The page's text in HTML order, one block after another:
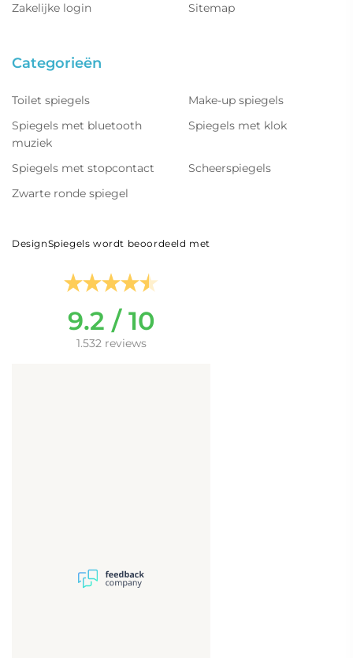
Zakelijke login
Sitemap
Categorieën
Toilet spiegels
Make-up spiegels
Spiegels met bluetooth
muziek
Spiegels met klok
Spiegels met stopcontact
Scheerspiegels
Zwarte ronde spiegel
DesignSpiegels wordt beoordeeld met
9.2 / 10
1.532 reviews